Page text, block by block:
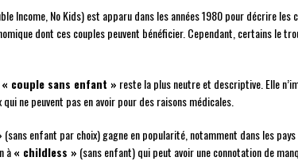
Income, No Kids) est apparu dans les années 1980 pour décrire
dont ces couples peuvent bénéficier. Cependant, certains le
« couple sans enfant » reste la plus neutre et descriptive. Elle
qui ne peuvent pas en avoir pour des raisons médicales.
(sans enfant par choix) gagne en popularité, notamment dans les
à« childless » (sans enfant) qui peut avoir une connotation de